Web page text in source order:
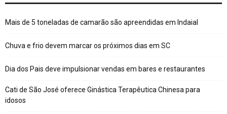
Mais de 5 toneladas de camarão são apreendidas em Indaial
Chuva e frio devem marcar os próximos dias em SC
Dia dos Pais deve impulsionar vendas em bares e restaurantes
Cati de São José oferece Ginástica Terapêutica Chinesa para
idosos